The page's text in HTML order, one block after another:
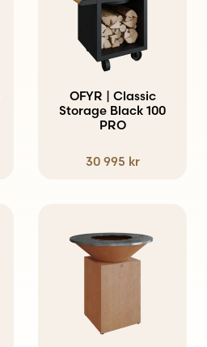
OFYR | Classic
Storage Black 100
PRO
30 995 kr